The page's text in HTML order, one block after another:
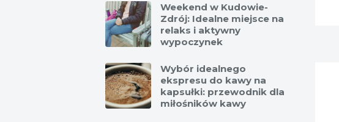
Weekend w Kudowie-
Zdrój: Idealne miejsce na
relaks i aktywny
wypoczynek
Wybór idealnego
ekspresu do kawy na
kapsułki: przewodnik dla
miłośników kawy